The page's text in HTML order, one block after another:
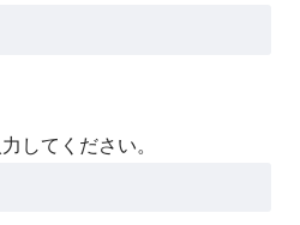
してください。